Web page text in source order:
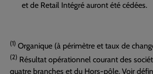
et de Retail Intégré auront été cédées.
(1) Organique (à périmètre et taux de
(2) Résultat opérationnel courant des
quatre branches et du Hors-pôle. Voir